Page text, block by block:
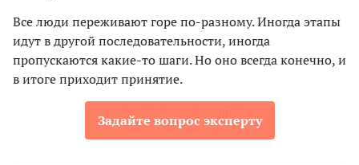
Все люди переживают горе по-разному. Иногда этапы
идут в другой последовательности, иногда
пропускаются какие-то шаги. Но оно всегда конечно, и
в итоге приходит принятие.
Задайте вопрос эксперту